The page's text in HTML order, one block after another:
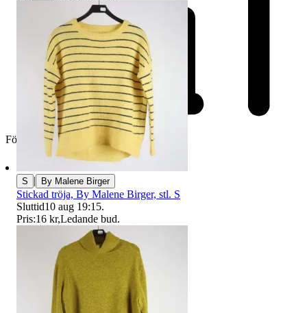
Företag
S | By Malene Birger
Stickad tröja, By Malene Birger, stl. S
Sluttid10 aug 19:15.
Pris:16 kr,Ledande bud.